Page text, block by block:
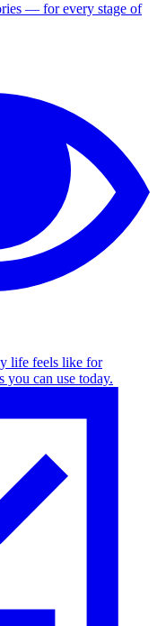
— for every stage of
life feels like for
you can use today.